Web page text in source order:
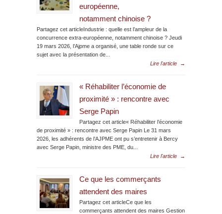
européenne,
notamment chinoise ?
Partagez cet articleIndustrie : quelle est l’ampleur de la
concurrence extra-européenne, notamment chinoise ? Jeudi
19 mars 2026, l’Ajpme a organisé, une table ronde sur ce
sujet avec la présentation de...
Lire l'article
→
« Réhabiliter l’économie de
proximité » : rencontre avec
Serge Papin
Partagez cet article« Réhabiliter l’économie
de proximité » : rencontre avec Serge Papin Le 31 mars
2026, les adhérents de l’AJPME ont pu s’entretenir à Bercy
avec Serge Papin, ministre des PME, du...
Lire l'article
→
Ce que les commerçants
attendent des maires
Partagez cet articleCe que les
commerçants attendent des maires Gestion